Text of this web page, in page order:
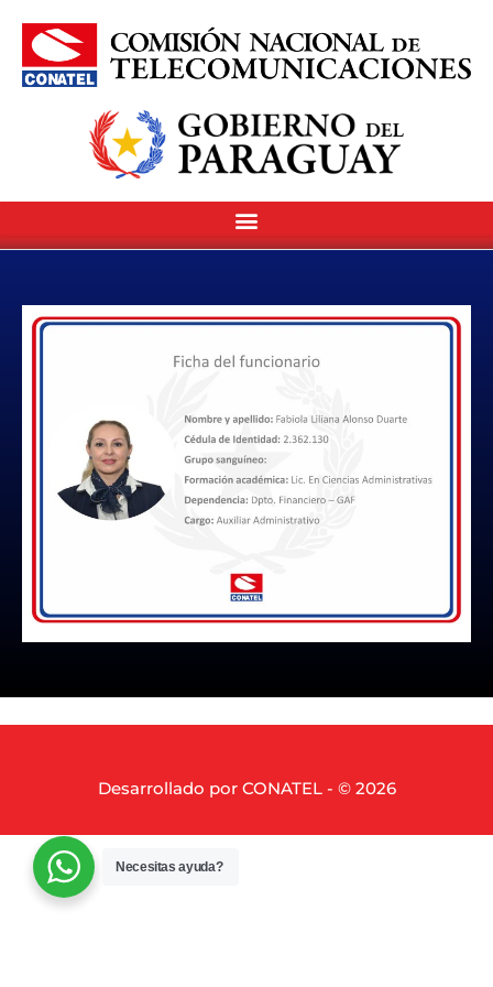
Desarrollado por CONATEL - © 2026
Necesitas ayuda?